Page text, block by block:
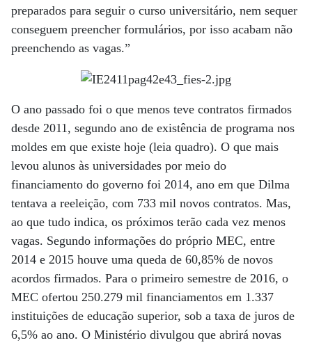
preparados para seguir o curso universitário, nem sequer
conseguem preencher formulários, por isso acabam não
preenchendo as vagas.”
O ano passado foi o que menos teve contratos firmados
desde 2011, segundo ano de existência de programa nos
moldes em que existe hoje (leia quadro). O que mais
levou alunos às universidades por meio do
financiamento do governo foi 2014, ano em que Dilma
tentava a reeleição, com 733 mil novos contratos. Mas,
ao que tudo indica, os próximos terão cada vez menos
vagas. Segundo informações do próprio MEC, entre
2014 e 2015 houve uma queda de 60,85% de novos
acordos firmados. Para o primeiro semestre de 2016, o
MEC ofertou 250.279 mil financiamentos em 1.337
instituições de educação superior, sob a taxa de juros de
6,5% ao ano. O Ministério divulgou que abrirá novas